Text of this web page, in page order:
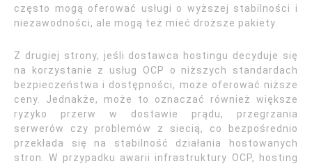
często mogą oferować usługi o wyższej stabilności i
niezawodności, ale mogą też mieć droższe pakiety.
Z drugiej strony, jeśli dostawca hostingu decyduje się
na korzystanie z usług OCP o niższych standardach
bezpieczeństwa i dostępności, może oferować niższe
ceny. Jednakże, może to oznaczać również większe
ryzyko przerw w dostawie prądu, przegrzania
serwerów czy problemów z siecią, co bezpośrednio
przekłada się na stabilność działania hostowanych
stron. W przypadku awarii infrastruktury OCP, hosting